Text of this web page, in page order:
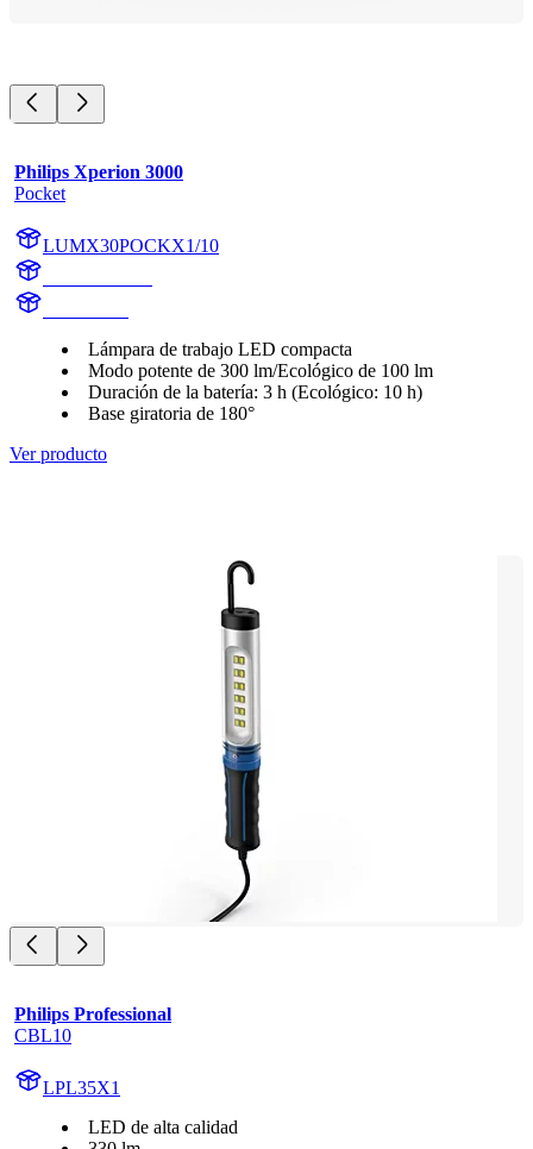
Philips Xperion 3000
Pocket
LUMX30POCKX1/10
Lámpara de trabajo LED compacta
Modo potente de 300 lm/Ecológico de 100 lm
Duración de la batería: 3 h (Ecológico: 10 h)
Base giratoria de 180°
Ver producto
Philips Professional
CBL10
LPL35X1
LED de alta calidad